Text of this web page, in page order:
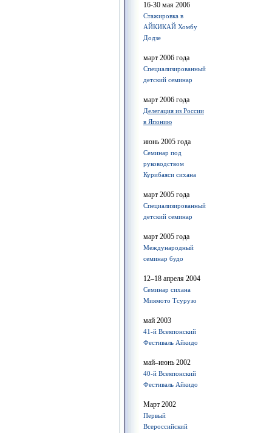
16-30 мая 2006
Стажировка в
АЙКИКАЙ Хомбу
Додзе
март 2006 года
Специализированный
детский семинар
март 2006 года
Делегация из России
в Японию
июнь 2005 года
Семинар под
руководством
Курибаяси сихана
март 2005 года
Специализированный
детский семинар
март 2005 года
Международный
семинар будо
12–18 апреля 2004
Семинар сихана
Миямото Тсурузо
май 2003
41-й Всеяпонский
Фестиваль Айкидо
май–июнь 2002
40-й Всеяпонский
Фестиваль Айкидо
Март 2002
Первый
Всероссийский